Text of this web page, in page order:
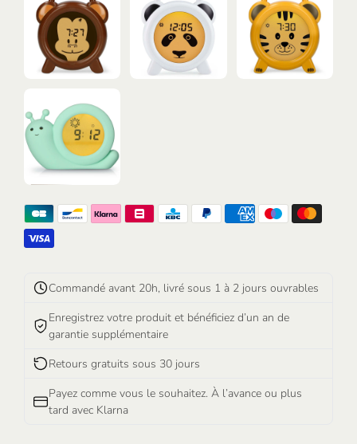
Commandé avant 20h, livré sous 1 à 2 jours ouvrables
Enregistrez votre produit et bénéficiez d’un an de
garantie supplémentaire
Retours gratuits sous 30 jours
Payez comme vous le souhaitez. À l’avance ou plus
tard avec Klarna